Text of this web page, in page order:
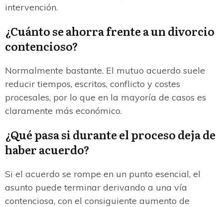
intervención.
¿Cuánto se ahorra frente a un divorcio
contencioso?
Normalmente bastante. El mutuo acuerdo suele
reducir tiempos, escritos, conflicto y costes
procesales, por lo que en la mayoría de casos es
claramente más económico.
¿Qué pasa si durante el proceso deja de
haber acuerdo?
Si el acuerdo se rompe en un punto esencial, el
asunto puede terminar derivando a una vía
contenciosa, con el consiguiente aumento de